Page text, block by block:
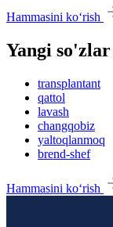
Hammasini ko‘rish
Yangi so'zlar
transplantant
qattol
lavash
changqobiz
yaltoqlanmoq
brend-shef
Hammasini ko‘rish